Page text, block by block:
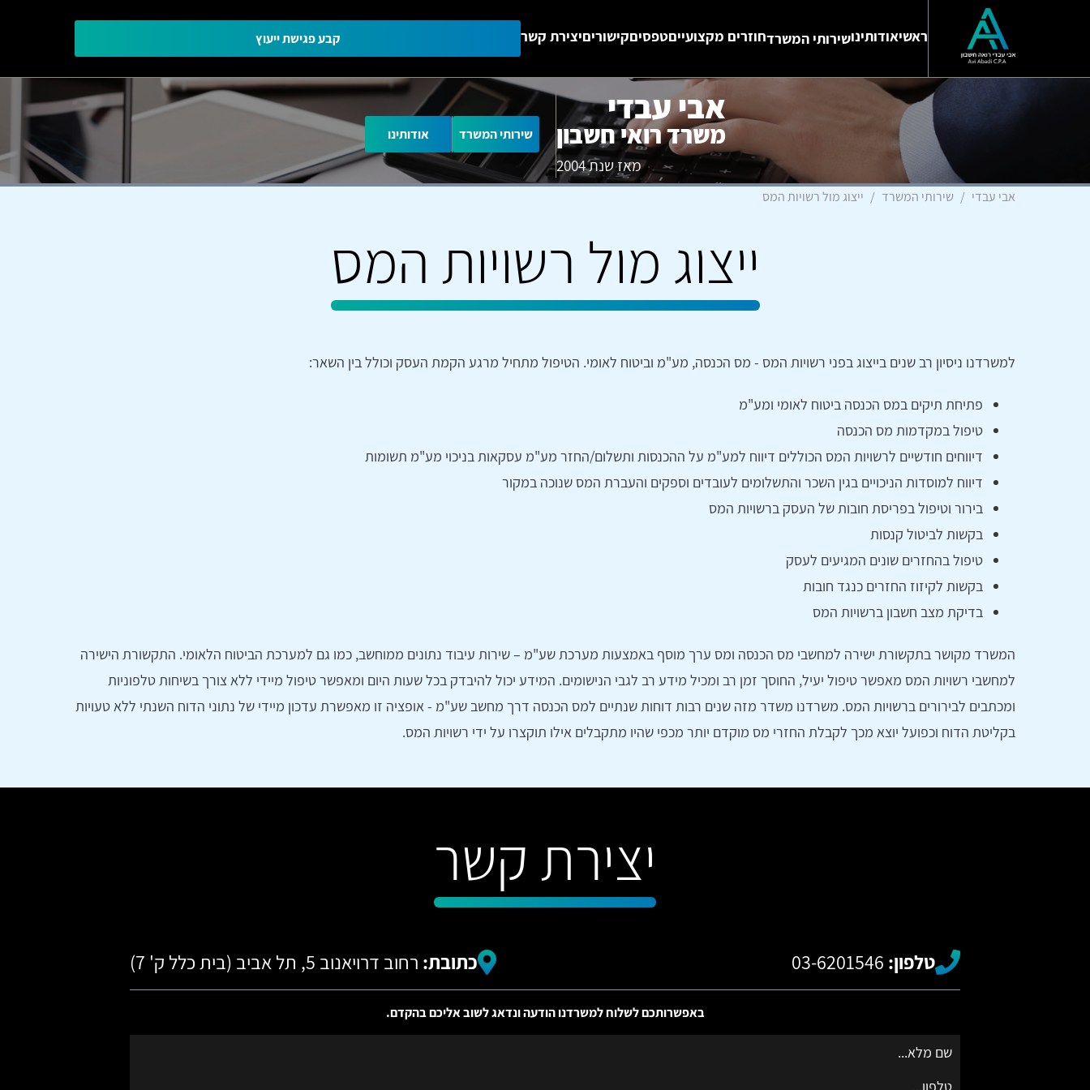
ראשיאודותינושירותי המשרדחוזרים מקצועייםטפסיםקישוריםיצירת קשר קבע פגישת ייעוץ
אבי עבדי
משרד רואי חשבון
מאז שנת 2004
שירותי המשרד אודותינו
אבי עבדי שירותי המשרד ייצוג מול רשויות המס
ייצוג מול רשויות המס
למשרדנו ניסיון רב שנים בייצוג בפני רשויות המס - מס הכנסה, מע"מ וביטוח לאומי. הטיפול מתחיל מרגע הקמת העסק וכולל בין השאר:
פתיחת תיקים במס הכנסה ביטוח לאומי ומע"מ
טיפול במקדמות מס הכנסה
דיווחים חודשיים לרשויות המס הכוללים דיווח למע"מ על ההכנסות ותשלום/החזר מע"מ עסקאות בניכוי מע"מ תשומות
דיווח למוסדות הניכויים בגין השכר והתשלומים לעובדים וספקים והעברת המס שנוכה במקור
בירור וטיפול בפריסת חובות של העסק ברשויות המס
בקשות לביטול קנסות
טיפול בהחזרים שונים המגיעים לעסק
בקשות לקיזוז החזרים כנגד חובות
בדיקת מצב חשבון ברשויות המס
המשרד מקושר בתקשורת ישירה למחשבי מס הכנסה ומס ערך מוסף באמצעות מערכת שע"מ – שירות עיבוד נתונים ממוחשב, כמו גם למערכת הביטוח הלאומי. התקשורת הישירה
למחשבי רשויות המס מאפשר טיפול יעיל, החוסך זמן רב ומכיל מידע רב לגבי הנישומים. המידע יכול להיבדק בכל שעות היום ומאפשר טיפול מיידי ללא צורך בשיחות טלפוניות
ומכתבים לבירורים ברשויות המס. משרדנו משדר מזה שנים רבות דוחות שנתיים למס הכנסה דרך מחשב שע"מ - אופציה זו מאפשרת עדכון מיידי של נתוני הדוח השנתי ללא טעויות
בקליטת הדוח וכפועל יוצא מכך לקבלת החזרי מס מוקדם יותר מכפי שהיו מתקבלים אילו תוקצרו על ידי רשויות המס.
יצירת קשר
טלפון: 03-6201546 כתובת: רחוב דרויאנוב 5, תל אביב (בית כלל ק' 7)
באפשרותכם לשלוח למשרדנו הודעה ונדאג לשוב אליכם בהקדם.